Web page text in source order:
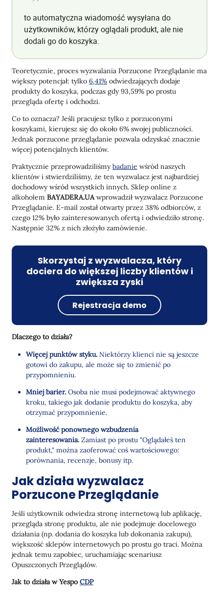
to automatyczna wiadomość wysyłana do
użytkowników, którzy oglądali produkt, ale nie
dodali go do koszyka.
Teoretycznie, proces wyzwalania Porzucone Przeglądanie ma
większy potencjał: tylko 6,41% odwiedzających dodaje
produkty do koszyka, podczas gdy 93,59% po prostu
przegląda ofertę i odchodzi.
Co to oznacza? Jeśli pracujesz tylko z porzuconymi
koszykami, kierujesz się do około 6% swojej publiczności.
Jednak porzucone przeglądanie pozwala odzyskać znacznie
więcej potencjalnych klientów.
Praktycznie przeprowadziliśmybadanie wśród naszych
klientów i stwierdziliśmy, że ten wyzwalacz jest najbardziej
dochodowy wśród wszystkich innych. Sklep online z
alkoholem BAYADERA.UAwprowadził wyzwalacz Porzucone
Przeglądanie. E-mail został otwarty przez 38% odbiorców, z
czego 12% było zainteresowanych ofertą i odwiedziło stronę.
Następnie 32% z nich złożyło zamówienie.
Skorzystaj z wyzwalacza, który
dociera do większej liczby klientów i
zwiększa zyski
Rejestracja demo
Dlaczego to działa?
Więcej punktów styku. Niektórzy klienci nie są jeszcze
gotowi do zakupu, ale może się to zmienić po
przypomnieniu.
Mniej barier. Osoba nie musi podejmować aktywnego
kroku, takiego jak dodanie produktu do koszyka, aby
otrzymać przypomnienie.
Możliwość ponownego wzbudzenia
zainteresowania. Zamiast po prostu "Oglądałeś ten
produkt," można zaoferować coś wartościowego:
porównania, recenzje, bonusy itp.
Jak działa wyzwalacz
Porzucone Przeglądanie
Jeśli użytkownik odwiedza stronę internetową lub aplikację,
przegląda stronę produktu, ale nie podejmuje docelowego
działania (np. dodania do koszyka lub dokonania zakupu),
większość sklepów internetowych po prostu go traci. Można
jednak temu zapobiec, uruchamiając scenariusz
Opuszczonych Przeglądów.
Jak to działa w YespoCDP